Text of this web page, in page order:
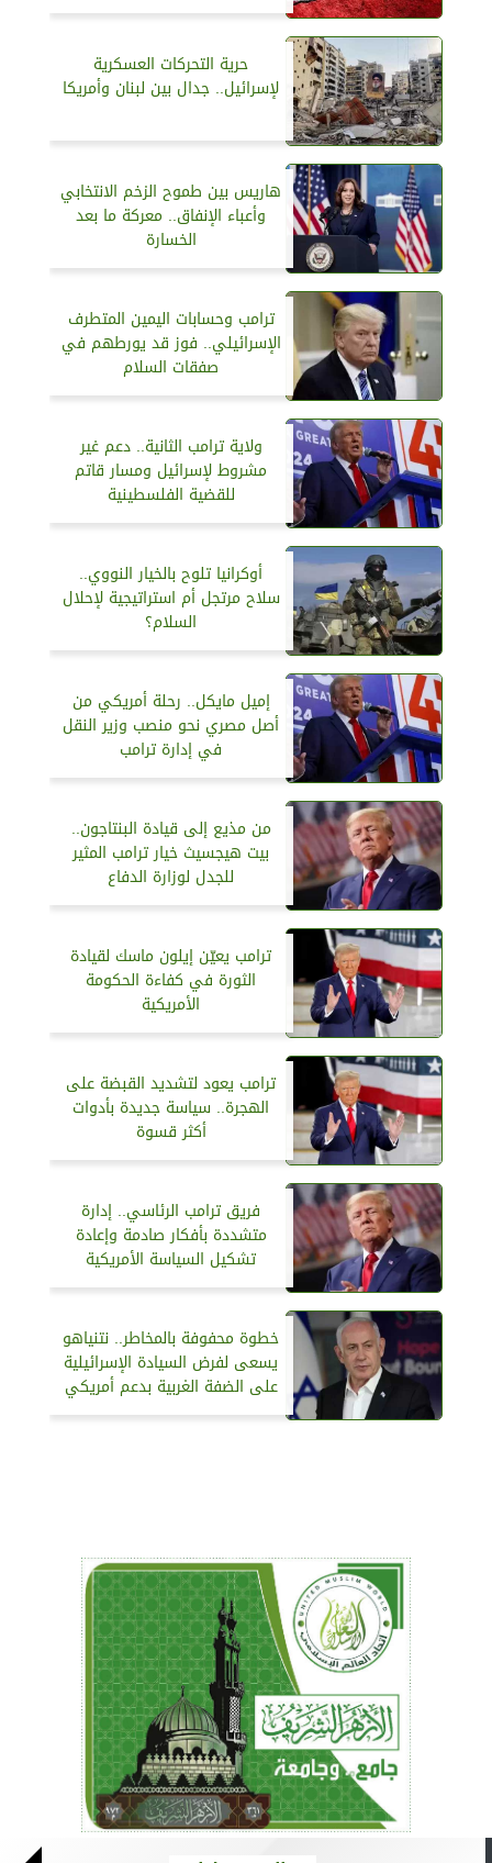
حرية التحركات العسكرية
لإسرائيل.. جدال بين لبنان وأمريكا
هاريس بين طموح الزخم الانتخابي
وأعباء الإنفاق.. معركة ما بعد
الخسارة
ترامب وحسابات اليمين المتطرف
الإسرائيلي.. فوز قد يورطهم في
صفقات السلام
ولاية ترامب الثانية.. دعم غير
مشروط لإسرائيل ومسار قاتم
للقضية الفلسطينية
أوكرانيا تلوح بالخيار النووي..
سلاح مرتجل أم استراتيجية لإحلال
السلام؟
إميل مايكل.. رحلة أمريكي من
أصل مصري نحو منصب وزير النقل
في إدارة ترامب
من مذيع إلى قيادة البنتاجون..
بيت هيجسيث خيار ترامب المثير
للجدل لوزارة الدفاع
ترامب يعيّن إيلون ماسك لقيادة
الثورة في كفاءة الحكومة
الأمريكية
ترامب يعود لتشديد القبضة على
الهجرة.. سياسة جديدة بأدوات
أكثر قسوة
فريق ترامب الرئاسي.. إدارة
متشددة بأفكار صادمة وإعادة
تشكيل السياسة الأمريكية
خطوة محفوفة بالمخاطر.. نتنياهو
يسعى لفرض السيادة الإسرائيلية
على الضفة الغربية بدعم أمريكي